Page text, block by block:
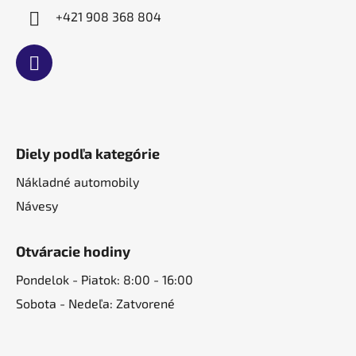
+421 908 368 804
Diely podľa kategórie
Nákladné automobily
Návesy
Otváracie hodiny
Pondelok - Piatok: 8:00 - 16:00
Sobota - Nedeľa: Zatvorené